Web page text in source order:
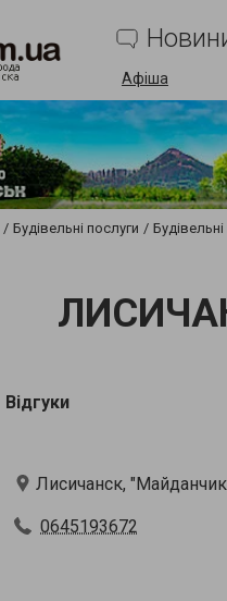
Афіша
Будівельні послуги Будівельні
Відгуки
Лисичанск, "Майданчик
0645193672